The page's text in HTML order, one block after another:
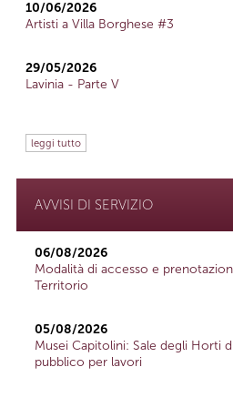
10/06/2026
Artisti a Villa Borghese #3
29/05/2026
Lavinia - Parte V
leggi tutto
AVVISI DI SERVIZIO
06/08/2026
Modalità di accesso e
Territorio
05/08/2026
Musei Capitolini: Sale degli Horti
pubblico per lavori